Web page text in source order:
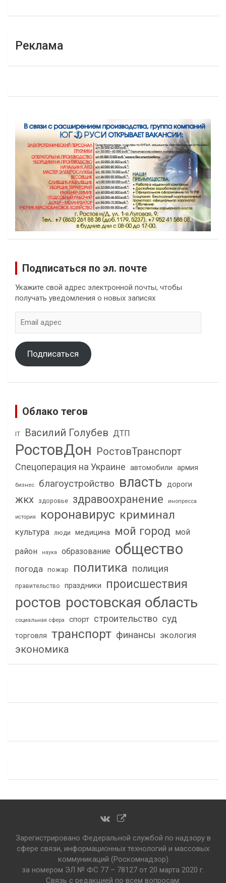
Реклама
Подписаться по эл. почте
Укажите свой адрес электронной почты, чтобы
получать уведомления о новых записях
адрес
Подписаться
Облако тегов
IT Василий Голубев ДТП
РостовДон РостовТранспорт
Спецоперация на Украине автомобили армия
бизнес благоустройство власть дороги
жкх здоровье здравоохранение инопресса
история коронавирус криминал
культура люди медицина мой город мой
район
наука образование общество
погода пожар политика полиция
правительство праздники происшествия
ростов ростовская область
социальная сфера спорт строительство суд
торговля транспорт финансы экология
экономика
Зарегистрировано Федеральной службой по надзору в
сфере связи, информационных технологий и массовых
коммуникаций (Роскомнадзор)
за номером ЭЛ № ФС 77 – 78127 от 20 марта 2020 г.
Связь с редакцией по всем вопросам: